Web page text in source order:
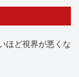
ほど視界が悪くな